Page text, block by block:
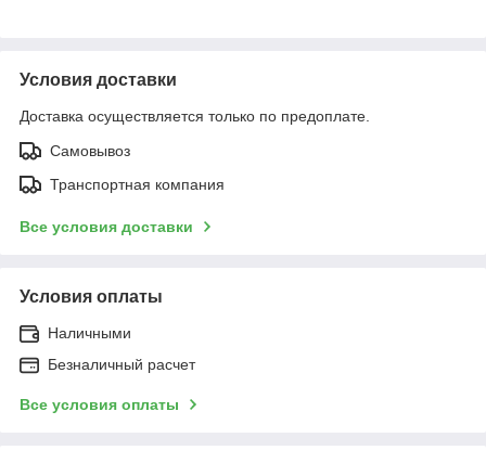
Условия доставки
Доставка осуществляется только по предоплате.
Самовывоз
Транспортная компания
Все условия доставки
Условия оплаты
Наличными
Безналичный расчет
Все условия оплаты